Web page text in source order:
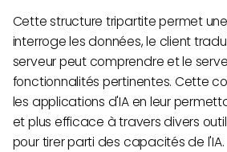
Cette structure tripartite permet
interroge les données, le client
serveur peut comprendre et le
fonctionnalités pertinentes. Cette
les applications d'IA en leur
et plus efficace à travers divers
pour tirer parti des capacités de l'IA.